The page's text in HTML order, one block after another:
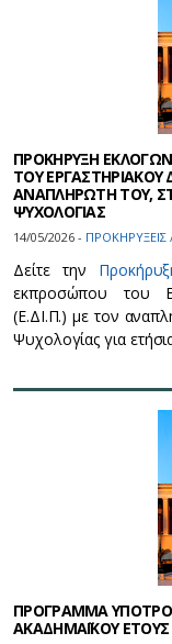
ΠΡΟΚΗΡΥΞΗ
ΤΟΥ ΕΡΓΑΣΤΗΡΙΑΚΟΥ
ΑΝΑΠΛΗΡΩΤΗ ΤΟΥ,
ΨΥΧΟΛΟΓΙΑΣ
14/05/2026 -
Δείτε την
εκπροσώπου του
(Ε.ΔΙ.Π.) με τον
Ψυχολογίας για
ΠΡΟΓΡΑΜΜΑ
ΑΚΑΔΗΜΑΪΚΟΥ ΕΤΟΥΣ